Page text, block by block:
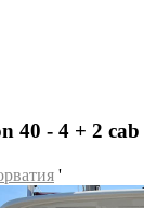
40 - 4 + 2 cab
'